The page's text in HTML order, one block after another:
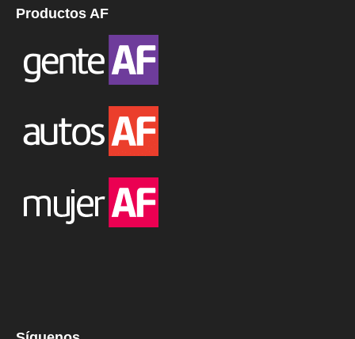
Productos AF